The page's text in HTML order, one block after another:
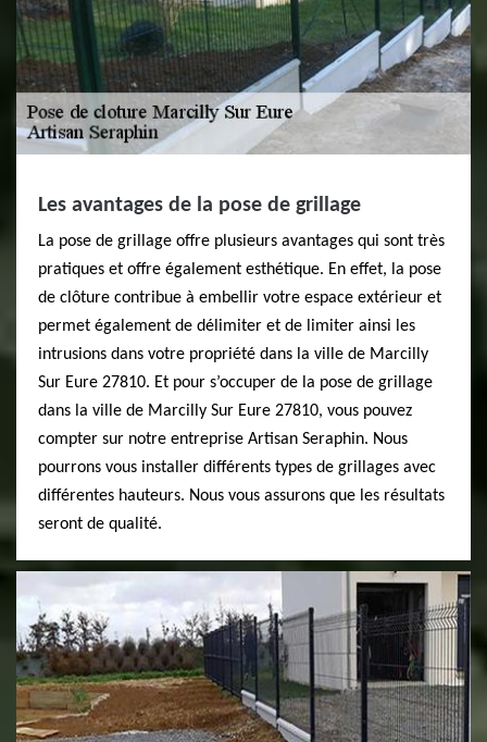
Les avantages de la pose de grillage
La pose de grillage offre plusieurs avantages qui sont très
pratiques et offre également esthétique. En effet, la pose
de clôture contribue à embellir votre espace extérieur et
permet également de délimiter et de limiter ainsi les
intrusions dans votre propriété dans la ville de Marcilly
Sur Eure 27810. Et pour s’occuper de la pose de grillage
dans la ville de Marcilly Sur Eure 27810, vous pouvez
compter sur notre entreprise Artisan Seraphin. Nous
pourrons vous installer différents types de grillages avec
différentes hauteurs. Nous vous assurons que les résultats
seront de qualité.